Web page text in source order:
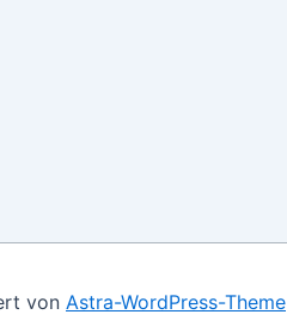
von Astra-WordPress-Theme